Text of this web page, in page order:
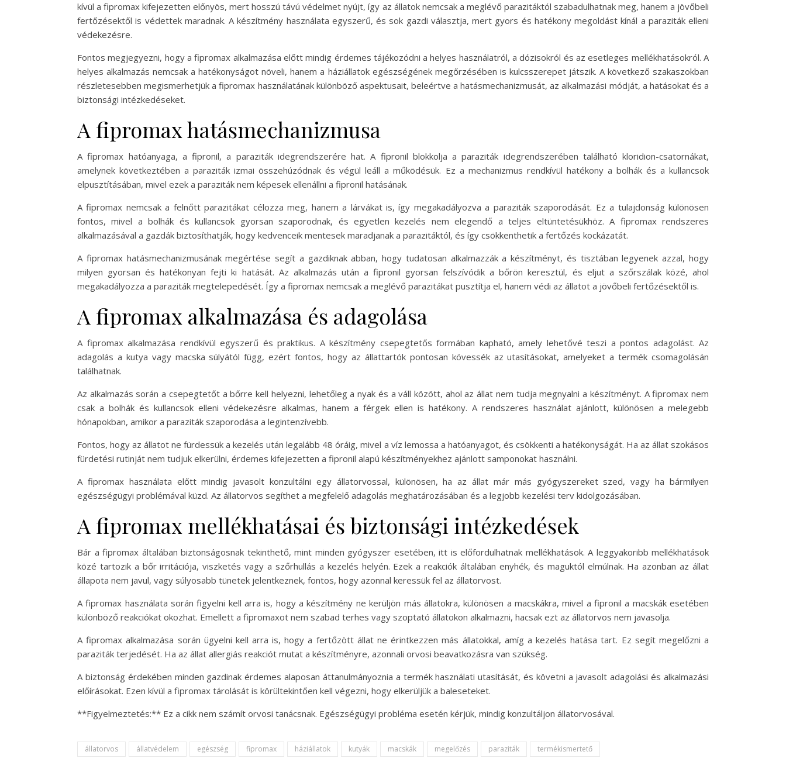
kívül a fipromax kifejezetten előnyös, mert hosszú távú védelmet nyújt, így az állatok nemcsak a meglévő parazitáktól szabadulhatnak meg, hanem a jövőbeli
fertőzésektől is védettek maradnak. A készítmény használata egyszerű, és sok gazdi választja, mert gyors és hatékony megoldást kínál a paraziták elleni
védekezésre.
Fontos megjegyezni, hogy a fipromax alkalmazása előtt mindig érdemes tájékozódni a helyes használatról, a dózisokról és az esetleges mellékhatásokról. A
helyes alkalmazás nemcsak a hatékonyságot növeli, hanem a háziállatok egészségének megőrzésében is kulcsszerepet játszik. A következő szakaszokban
részletesebben megismerhetjük a fipromax használatának különböző aspektusait, beleértve a hatásmechanizmusát, az alkalmazási módját, a hatásokat és a
biztonsági intézkedéseket.
A fipromax hatásmechanizmusa
A fipromax hatóanyaga, a fipronil, a paraziták idegrendszerére hat. A fipronil blokkolja a paraziták idegrendszerében található kloridion-csatornákat,
amelynek következtében a paraziták izmai összehúzódnak és végül leáll a működésük. Ez a mechanizmus rendkívül hatékony a bolhák és a kullancsok
elpusztításában, mivel ezek a paraziták nem képesek ellenállni a fipronil hatásának.
A fipromax nemcsak a felnőtt parazitákat célozza meg, hanem a lárvákat is, így megakadályozva a paraziták szaporodását. Ez a tulajdonság különösen
fontos, mivel a bolhák és kullancsok gyorsan szaporodnak, és egyetlen kezelés nem elegendő a teljes eltüntetésükhöz. A fipromax rendszeres
alkalmazásával a gazdák biztosíthatják, hogy kedvenceik mentesek maradjanak a parazitáktól, és így csökkenthetik a fertőzés kockázatát.
A fipromax hatásmechanizmusának megértése segít a gazdiknak abban, hogy tudatosan alkalmazzák a készítményt, és tisztában legyenek azzal, hogy
milyen gyorsan és hatékonyan fejti ki hatását. Az alkalmazás után a fipronil gyorsan felszívódik a bőrön keresztül, és eljut a szőrszálak közé, ahol
megakadályozza a paraziták megtelepedését. Így a fipromax nemcsak a meglévő parazitákat pusztítja el, hanem védi az állatot a jövőbeli fertőzésektől is.
A fipromax alkalmazása és adagolása
A fipromax alkalmazása rendkívül egyszerű és praktikus. A készítmény csepegtetős formában kapható, amely lehetővé teszi a pontos adagolást. Az
adagolás a kutya vagy macska súlyától függ, ezért fontos, hogy az állattartók pontosan kövessék az utasításokat, amelyeket a termék csomagolásán
találhatnak.
Az alkalmazás során a csepegtetőt a bőrre kell helyezni, lehetőleg a nyak és a váll között, ahol az állat nem tudja megnyalni a készítményt. A fipromax nem
csak a bolhák és kullancsok elleni védekezésre alkalmas, hanem a férgek ellen is hatékony. A rendszeres használat ajánlott, különösen a melegebb
hónapokban, amikor a paraziták szaporodása a legintenzívebb.
Fontos, hogy az állatot ne fürdessük a kezelés után legalább 48 óráig, mivel a víz lemossa a hatóanyagot, és csökkenti a hatékonyságát. Ha az állat szokásos
fürdetési rutinját nem tudjuk elkerülni, érdemes kifejezetten a fipronil alapú készítményekhez ajánlott samponokat használni.
A fipromax használata előtt mindig javasolt konzultálni egy állatorvossal, különösen, ha az állat már más gyógyszereket szed, vagy ha bármilyen
egészségügyi problémával küzd. Az állatorvos segíthet a megfelelő adagolás meghatározásában és a legjobb kezelési terv kidolgozásában.
A fipromax mellékhatásai és biztonsági intézkedések
Bár a fipromax általában biztonságosnak tekinthető, mint minden gyógyszer esetében, itt is előfordulhatnak mellékhatások. A leggyakoribb mellékhatások
közé tartozik a bőr irritációja, viszketés vagy a szőrhullás a kezelés helyén. Ezek a reakciók általában enyhék, és maguktól elmúlnak. Ha azonban az állat
állapota nem javul, vagy súlyosabb tünetek jelentkeznek, fontos, hogy azonnal keressük fel az állatorvost.
A fipromax használata során figyelni kell arra is, hogy a készítmény ne kerüljön más állatokra, különösen a macskákra, mivel a fipronil a macskák esetében
különböző reakciókat okozhat. Emellett a fipromaxot nem szabad terhes vagy szoptató állatokon alkalmazni, hacsak ezt az állatorvos nem javasolja.
A fipromax alkalmazása során ügyelni kell arra is, hogy a fertőzött állat ne érintkezzen más állatokkal, amíg a kezelés hatása tart. Ez segít megelőzni a
paraziták terjedését. Ha az állat allergiás reakciót mutat a készítményre, azonnali orvosi beavatkozásra van szükség.
A biztonság érdekében minden gazdinak érdemes alaposan áttanulmányoznia a termék használati utasítását, és követni a javasolt adagolási és alkalmazási
előírásokat. Ezen kívül a fipromax tárolását is körültekintően kell végezni, hogy elkerüljük a baleseteket.
**Figyelmeztetés:** Ez a cikk nem számít orvosi tanácsnak. Egészségügyi probléma esetén kérjük, mindig konzultáljon állatorvosával.
állatorvos állatvédelem egészség fipromax háziállatok kutyák macskák megelőzés paraziták termékismertető